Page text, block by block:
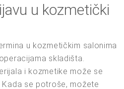
u kozmetički
u kozmetičkim salonima
skladišta.
i kozmetike može se
se potroše, možete